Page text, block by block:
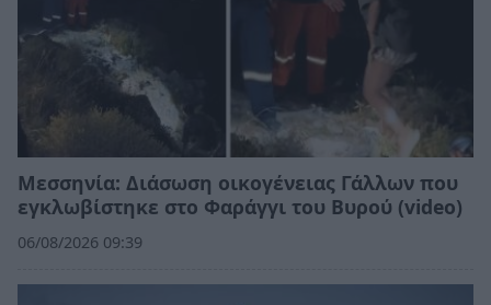
Μεσσηνία: Διάσωση οικογένειας Γάλλων που
εγκλωβίστηκε στο Φαράγγι του Βυρού (video)
06/08/2026 09:39